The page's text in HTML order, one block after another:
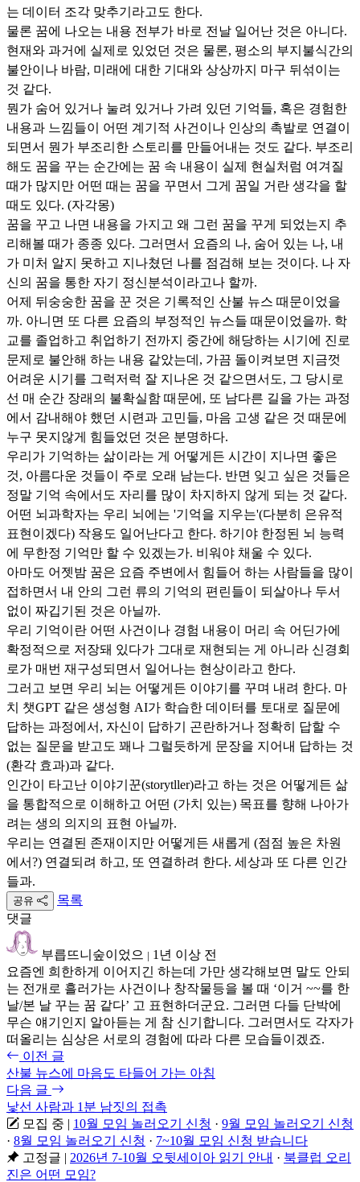
는 데이터 조각 맞추기라고도 한다.
물론 꿈에 나오는 내용 전부가 바로 전날 일어난 것은 아니다.
현재와 과거에 실제로 있었던 것은 물론, 평소의 부지불식간의
불안이나 바람, 미래에 대한 기대와 상상까지 마구 뒤섞이는
것 같다.
뭔가 숨어 있거나 눌려 있거나 가려 있던 기억들, 혹은 경험한
내용과 느낌들이 어떤 계기적 사건이나 인상의 촉발로 연결이
되면서 뭔가 부조리한 스토리를 만들어내는 것도 같다. 부조리
해도 꿈을 꾸는 순간에는 꿈 속 내용이 실제 현실처럼 여겨질
때가 많지만 어떤 때는 꿈을 꾸면서 그게 꿈일 거란 생각을 할
때도 있다. (자각몽)
꿈을 꾸고 나면 내용을 가지고 왜 그런 꿈을 꾸게 되었는지 추
리해볼 때가 종종 있다. 그러면서 요즘의 나, 숨어 있는 나, 내
가 미처 알지 못하고 지나쳤던 나를 점검해 보는 것이다. 나 자
신의 꿈을 통한 자기 정신분석이라고나 할까.
어제 뒤숭숭한 꿈을 꾼 것은 기록적인 산불 뉴스 때문이었을
까. 아니면 또 다른 요즘의 부정적인 뉴스들 때문이었을까. 학
교를 졸업하고 취업하기 전까지 중간에 해당하는 시기에 진로
문제로 불안해 하는 내용 같았는데, 가끔 돌이켜보면 지금껏
어려운 시기를 그럭저럭 잘 지나온 것 같으면서도, 그 당시로
선 매 순간 장래의 불확실함 때문에, 또 남다른 길을 가는 과정
에서 감내해야 했던 시련과 고민들, 마음 고생 같은 것 때문에
누구 못지않게 힘들었던 것은 분명하다.
우리가 기억하는 삶이라는 게 어떻게든 시간이 지나면 좋은
것, 아름다운 것들이 주로 오래 남는다. 반면 잊고 싶은 것들은
정말 기억 속에서도 자리를 많이 차지하지 않게 되는 것 같다.
어떤 뇌과학자는 우리 뇌에는 '기억을 지우는'(다분히 은유적
표현이겠다) 작용도 일어난다고 한다. 하기야 한정된 뇌 능력
에 무한정 기억만 할 수 있겠는가. 비워야 채울 수 있다.
아마도 어젯밤 꿈은 요즘 주변에서 힘들어 하는 사람들을 많이
접하면서 내 안의 그런 류의 기억의 편린들이 되살아나 두서
없이 짜깁기된 것은 아닐까.
우리 기억이란 어떤 사건이나 경험 내용이 머리 속 어딘가에
확정적으로 저장돼 있다가 그대로 재현되는 게 아니라 신경회
로가 매번 재구성되면서 일어나는 현상이라고 한다.
그러고 보면 우리 뇌는 어떻게든 이야기를 꾸며 내려 한다. 마
치 챗GPT 같은 생성형 AI가 학습한 데이터를 토대로 질문에
답하는 과정에서, 자신이 답하기 곤란하거나 정확히 답할 수
없는 질문을 받고도 꽤나 그럴듯하게 문장을 지어내 답하는 것
(환각 효과)과 같다.
인간이 타고난 이야기꾼(storytller)라고 하는 것은 어떻게든 삶
을 통합적으로 이해하고 어떤 (가치 있는) 목표를 향해 나아가
려는 생의 의지의 표현 아닐까.
우리는 연결된 존재이지만 어떻게든 새롭게 (점점 높은 차원
에서?) 연결되려 하고, 또 연결하려 한다. 세상과 또 다른 인간
들과.
공유
목록
댓글
부릅뜨니숲이었으 | 1년 이상 전
요즘엔 희한하게 이어지긴 하는데 가만 생각해보면 말도 안되
는 전개로 흘러가는 사건이나 창작물등을 볼 때 ‘이거 ~~를 한
날/본 날 꾸는 꿈 같다’ 고 표현하더군요. 그러면 다들 단박에
무슨 얘기인지 알아듣는 게 참 신기합니다. 그러면서도 각자가
떠올리는 심상은 서로의 경험에 따라 다른 모습들이겠죠.
이전 글
산불 뉴스에 마음도 타들어 가는 아침
다음 글
낯선 사람과 1분 남짓의 접촉
모집 중 | 10월 모임 놀러오기 신청 · 9월 모임 놀러오기 신청
· 8월 모임 놀러오기 신청 · 7~10월 모임 신청 받습니다
고정글 | 2026년 7-10월 오뒷세이아 읽기 안내 · 북클럽 오리
진은 어떤 모임?